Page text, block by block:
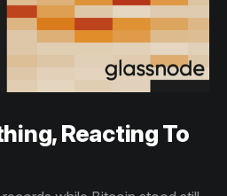
Reacting To